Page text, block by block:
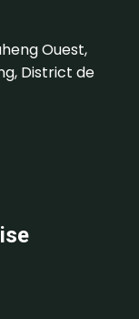
Ouest,
District de